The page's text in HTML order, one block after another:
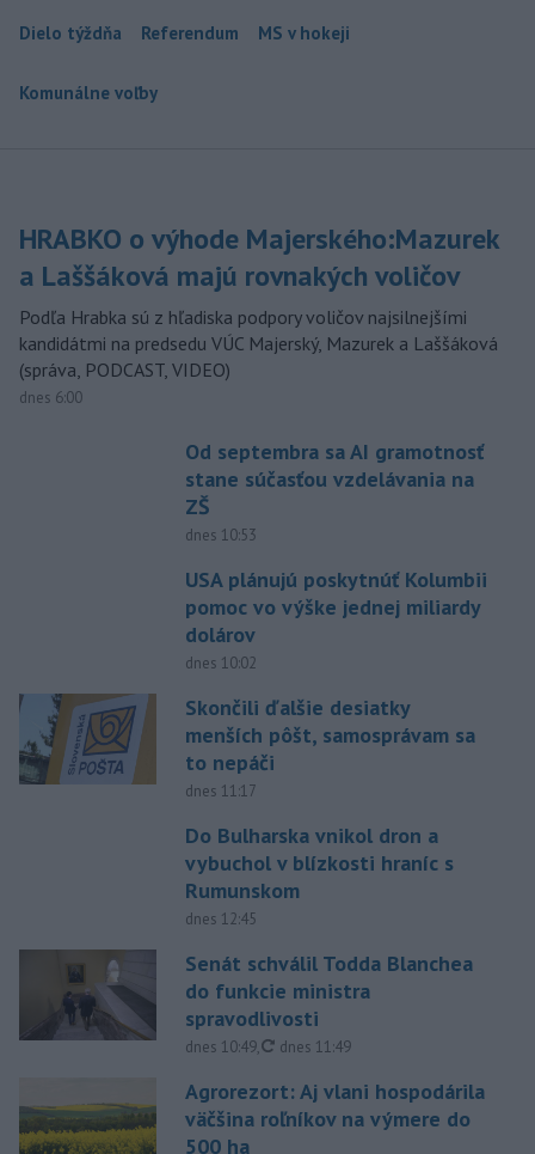
Dielo týždňa Referendum MS v hokeji
Komunálne voľby
HRABKO o výhode Majerského:Mazurek
a Laššáková majú rovnakých voličov
Podľa Hrabka sú z hľadiska podpory voličov najsilnejšími
kandidátmi na predsedu VÚC Majerský, Mazurek a Laššáková
(správa, PODCAST, VIDEO)
dnes 6:00
Od septembra sa AI gramotnosť
stane súčasťou vzdelávania na
ZŠ
dnes 10:53
USA plánujú poskytnúť Kolumbii
pomoc vo výške jednej miliardy
dolárov
dnes 10:02
Skončili ďalšie desiatky
menších pôšt, samosprávam sa
to nepáči
dnes 11:17
Do Bulharska vnikol dron a
vybuchol v blízkosti hraníc s
Rumunskom
dnes 12:45
Senát schválil Todda Blanchea
do funkcie ministra
spravodlivosti
dnes 10:49, aktualizované
dnes 11:49
Agrorezort: Aj vlani hospodárila
väčšina roľníkov na výmere do
500 ha